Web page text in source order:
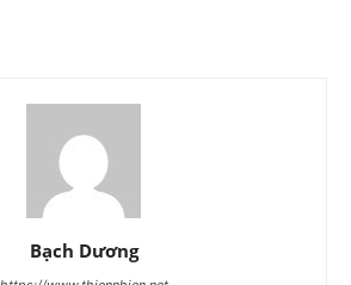
Bạch Dương